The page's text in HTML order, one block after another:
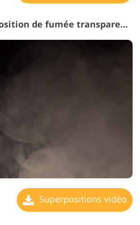
Vidéo de superposition de fumée transparente #6 "Dawn de Times"
Superpositions vidéo